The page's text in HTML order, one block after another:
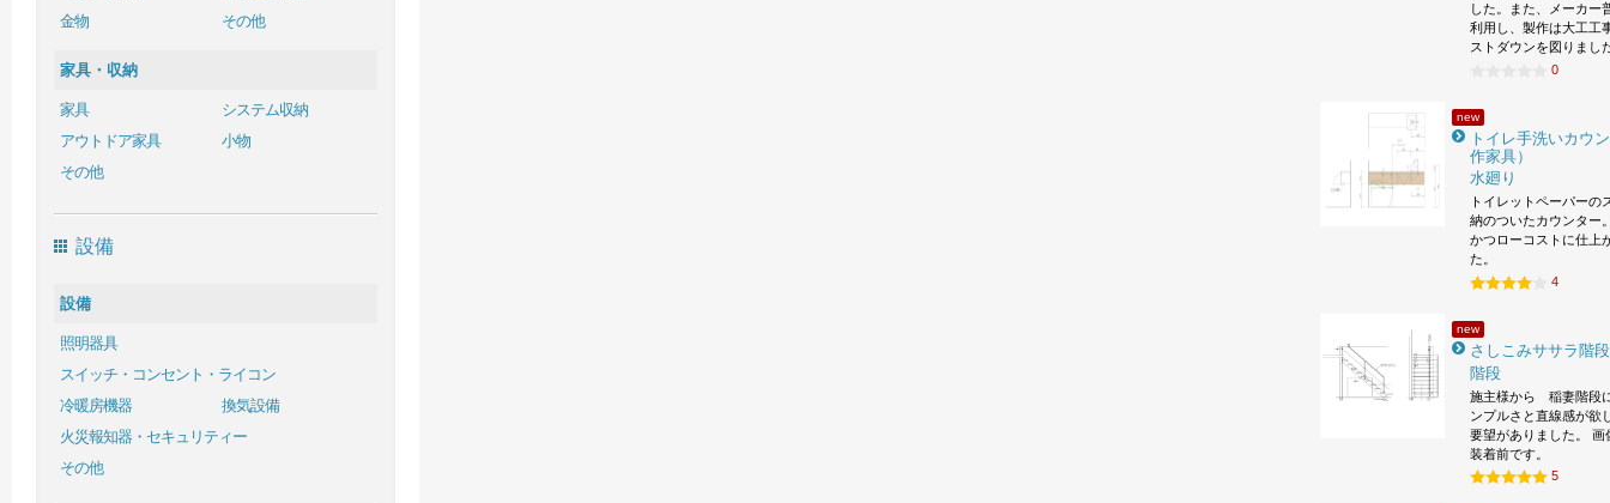
金物
その他
家具・収納
家具
システム収納
アウトドア家具
小物
その他
設備
設備
照明器具
スイッチ・コンセント・ライコン
冷暖房機器
換気設備
火災報知器・セキュリティー
その他
した。また、メーカー
利用し、製作は大工工
ストダウンを図りまし
0
new
トイレ手洗いカウ
作家具）
水廻り
トイレットペーパーの
納のついたカウンター
かつローコストに仕上
た。
4
new
さしこみササラ階段
階段
施主様から 稲妻階段
ンプルさと直線感が
要望がありました。 画
装着前です。
5